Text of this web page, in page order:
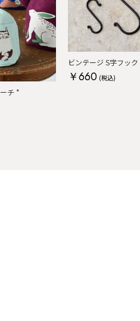
チ *
ビンテージ S字フック
￥660 (税込)